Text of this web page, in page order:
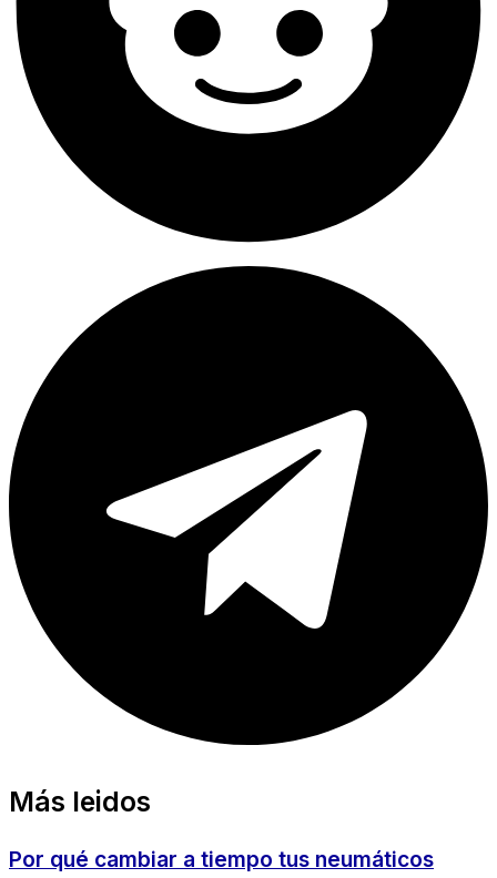
Más leidos
Por qué cambiar a tiempo tus neumáticos